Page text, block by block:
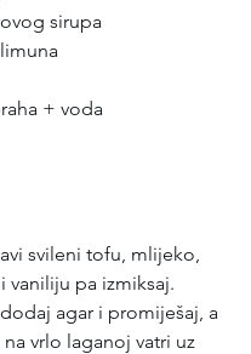
sirupa
+ voda
svileni tofu, mlijeko,
vaniliju pa izmiksaj.
agar i promiješaj, a
vrlo laganoj vatri uz